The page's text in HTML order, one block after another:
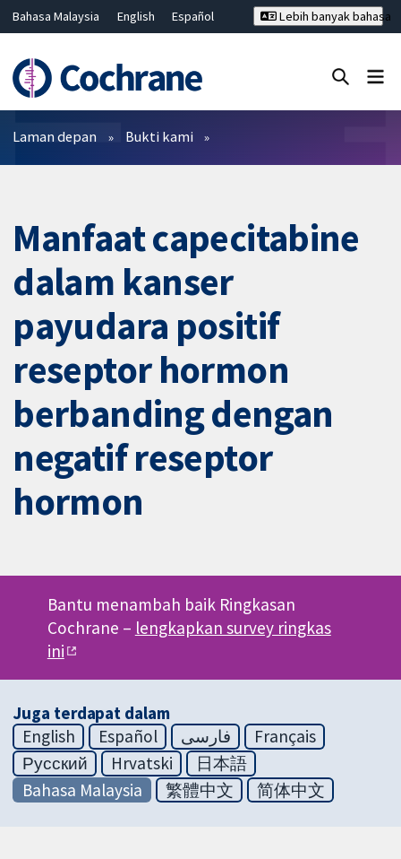
Bahasa Malaysia English
Español
Hrvatski
Deutsch ไทย
繁體中文
简体中文
Lebih banyak bahasa
Penapis
Laman depan Bukti kami
Manfaat capecitabine
dalam kanser
payudara positif
reseptor hormon
berbanding dengan
negatif reseptor
hormon
Bantu menambah baik Ringkasan
Cochrane – lengkapkan survey ringkas
ini
Juga terdapat dalam
English
Español فارسی
Français
Русский
Hrvatski
日本語
Bahasa Malaysia
繁體中文 简体中文